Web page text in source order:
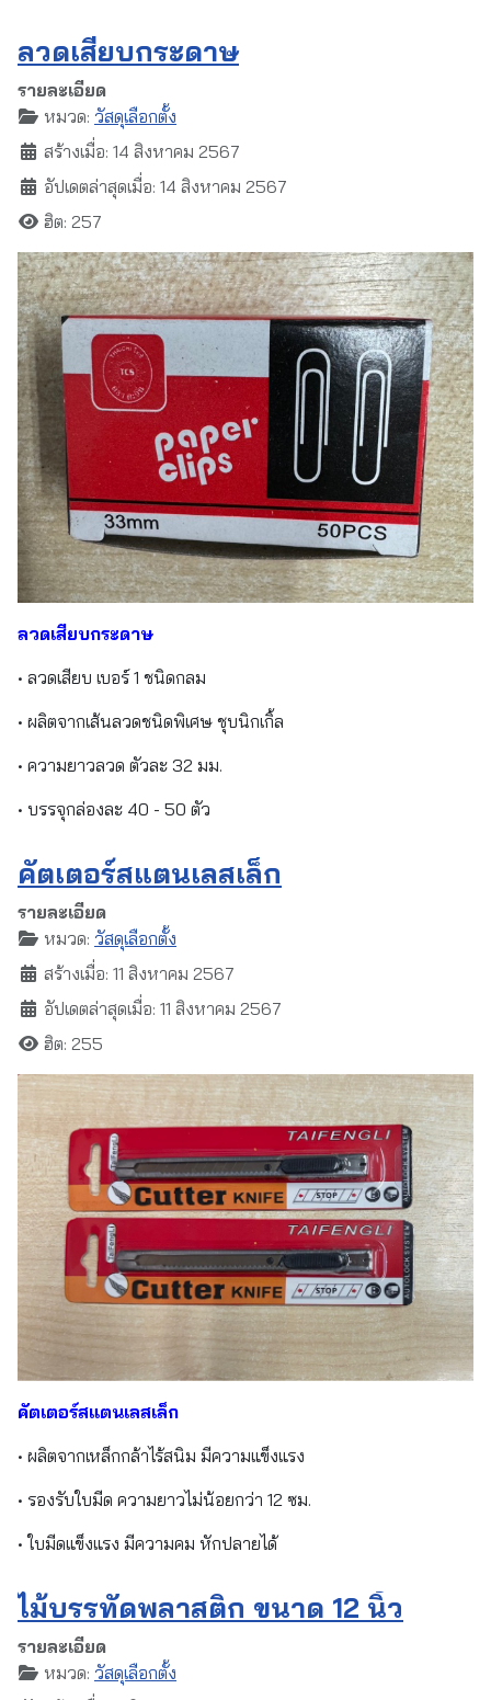
ลวดเสียบกระดาษ
รายละเอียด
หมวด: วัสดุเลือกตั้ง
สร้างเมื่อ: 14 สิงหาคม 2567
อัปเดตล่าสุดเมื่อ: 14 สิงหาคม 2567
ฮิต: 257
ลวดเสียบกระดาษ
• ลวดเสียบ เบอร์ 1 ชนิดกลม
• ผลิตจากเส้นลวดชนิดพิเศษ ชุบนิกเกิ้ล
• ความยาวลวด ตัวละ 32 มม.
• บรรจุกล่องละ 40 - 50 ตัว
คัตเตอร์สแตนเลสเล็ก
รายละเอียด
หมวด: วัสดุเลือกตั้ง
สร้างเมื่อ: 11 สิงหาคม 2567
อัปเดตล่าสุดเมื่อ: 11 สิงหาคม 2567
ฮิต: 255
คัตเตอร์สแตนเลสเล็ก
• ผลิตจากเหล็กกล้าไร้สนิม มีความแข็งแรง
• รองรับใบมีด ความยาวไม่น้อยกว่า 12 ซม.
• ใบมีดแข็งแรง มีความคม หักปลายได้
ไม้บรรทัดพลาสติก ขนาด 12 นิ้ว
รายละเอียด
หมวด: วัสดุเลือกตั้ง